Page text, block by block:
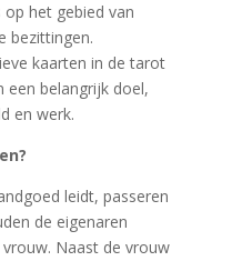
het gebied van
bezittingen.
kaarten in de tarot
een belangrijk doel,
en werk.
leidt, passeren
de eigenaren
Naast de vrouw